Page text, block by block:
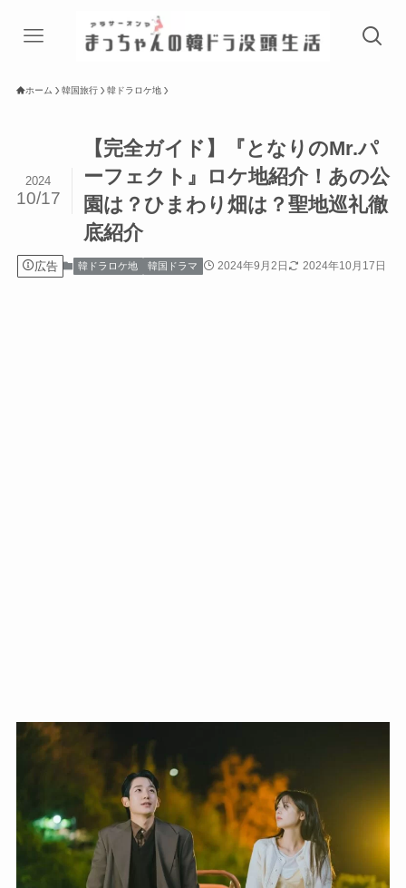
ホーム 韓国旅行 韓ドラロケ地
【完全ガイド】『となりのMr.パ
ーフェクト』ロケ地紹介！あの公
園は？ひまわり畑は？聖地巡礼徹
底紹介
2024
10/17
広告 韓ドラロケ地 韓国ドラマ 2024年9月2日 2024年10月17日